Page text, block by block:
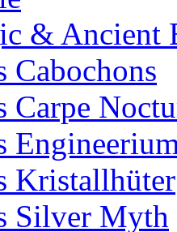
& Ancient
Cabochons
Carpe
Kristallhüter
Silver Myth